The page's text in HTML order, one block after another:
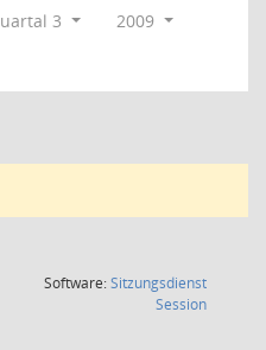
3
2009
Software:Sitzungsdienst
Session(Wird in